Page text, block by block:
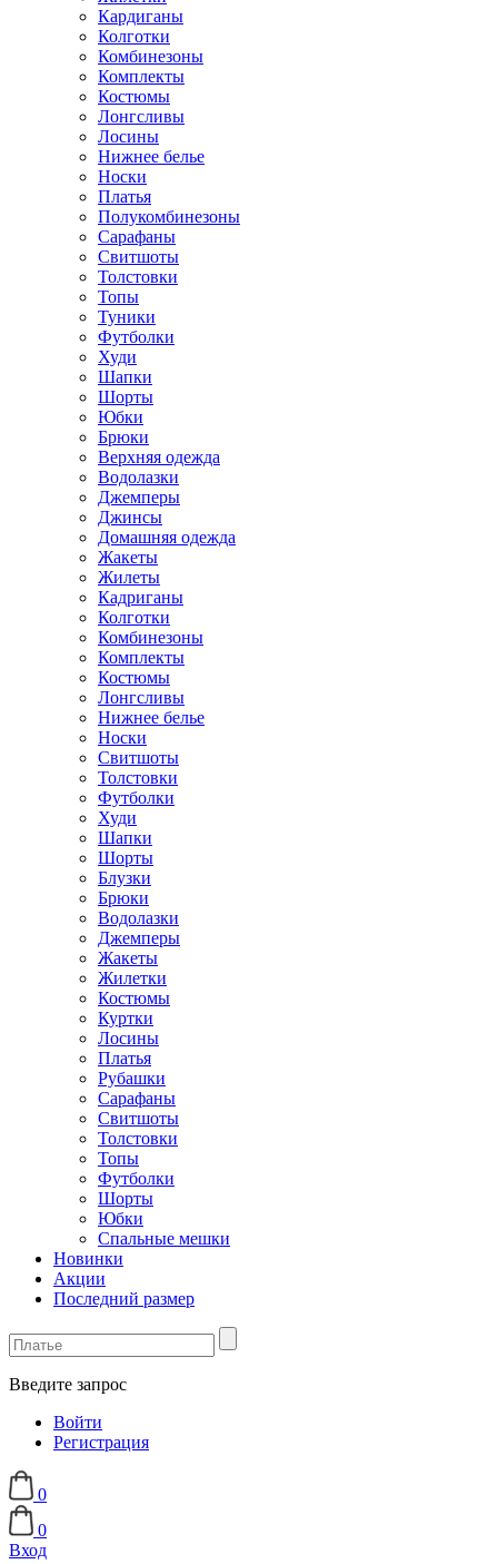
Кардиганы
Колготки
Комбинезоны
Комплекты
Костюмы
Лонгсливы
Лосины
Нижнее белье
Носки
Платья
Полукомбинезоны
Сарафаны
Свитшоты
Толстовки
Топы
Туники
Футболки
Худи
Шапки
Шорты
Юбки
Брюки
Верхняя одежда
Водолазки
Джемперы
Джинсы
Домашняя одежда
Жакеты
Жилеты
Кадриганы
Колготки
Комбинезоны
Комплекты
Костюмы
Лонгсливы
Нижнее белье
Носки
Свитшоты
Толстовки
Футболки
Худи
Шапки
Шорты
Блузки
Брюки
Водолазки
Джемперы
Жакеты
Жилетки
Костюмы
Куртки
Лосины
Платья
Рубашки
Сарафаны
Свитшоты
Толстовки
Топы
Футболки
Шорты
Юбки
Спальные мешки
Новинки
Акции
Последний размер
Введите запрос
Войти
Регистрация
0
0
Вход